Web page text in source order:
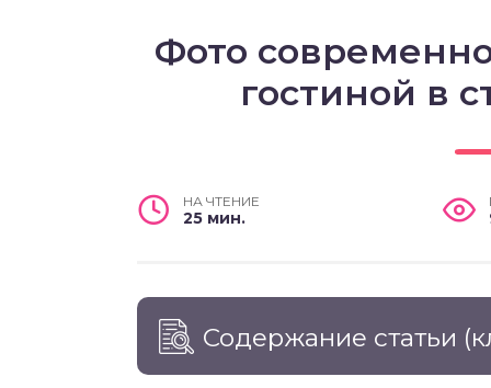
Фото
гостиной в
НА ЧТЕНИЕ
25 мин.
Содержание статьи